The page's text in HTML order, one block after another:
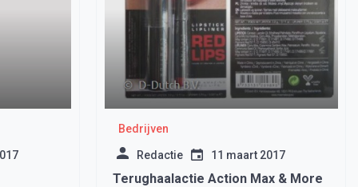
Bedrijven
Redactie 11 maart 2017
Terughaalactie Action Max & More